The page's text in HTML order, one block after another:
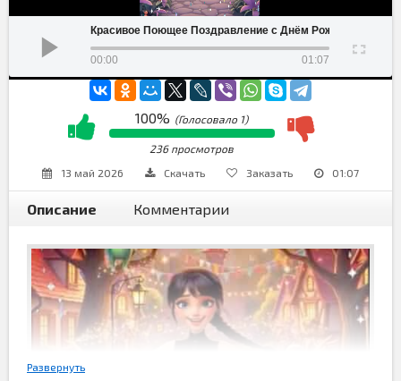
Красивое Поющее Поздравление с Днём Рождения
00:00 01:07
100% (Голосовало 1)
236 просмотров
13 май 2026
Скачать Заказать 01:07
Описание Комментарии
Развернуть